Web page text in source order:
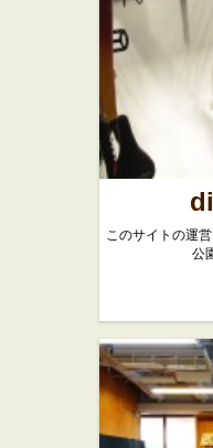
このサイトの運
公